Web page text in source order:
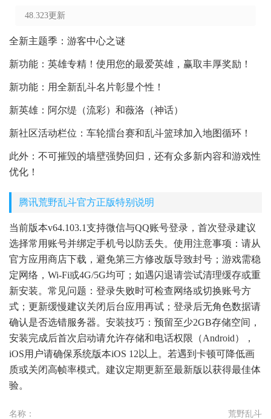
48.323更新
全新主题季：游客中心之谜
新功能：英雄专精！使用您的最爱英雄，赢取丰厚奖励！
新功能：用全新乱斗名片彰显个性！
新英雄：阿尔缇（流彩）和薇洛（神话）
新社区活动栏位：车轮擂台赛和乱斗篮球加入地图循环！
此外：不可摧毁的墙壁强势回归，还有众多新内容和游戏性
优化！
腾讯荒野乱斗官方正版特别说明
当前版本v64.103.1支持微信与QQ账号登录，首次登录建议
选择常用账号并绑定手机号以防丢失。使用注意事项：请从
官方应用商店下载，避免第三方修改版导致封号；游戏需稳
定网络，Wi-Fi或4G/5G均可；如遇闪退请尝试清理缓存或重
新安装。常见问题：登录失败时可检查网络或切换账号方
式；更新缓慢建议关闭后台应用再试；登录后无角色数据请
确认是否选错服务器。安装技巧：预留至少2GB存储空间，
安装完成后首次启动请允许存储和电话权限（Android），
iOS用户请确保系统版本iOS 12以上。若遇到卡顿可降低画
质或关闭高帧率模式。建议定期更新至最新版以获得最佳体
验。
名称： 荒野乱斗